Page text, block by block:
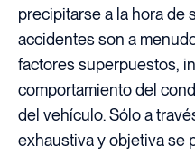
precipitarse a la hora de
accidentes son a
factores superpuestos,
comportamiento del
del vehículo. Sólo a
exhaustiva y objetiva se